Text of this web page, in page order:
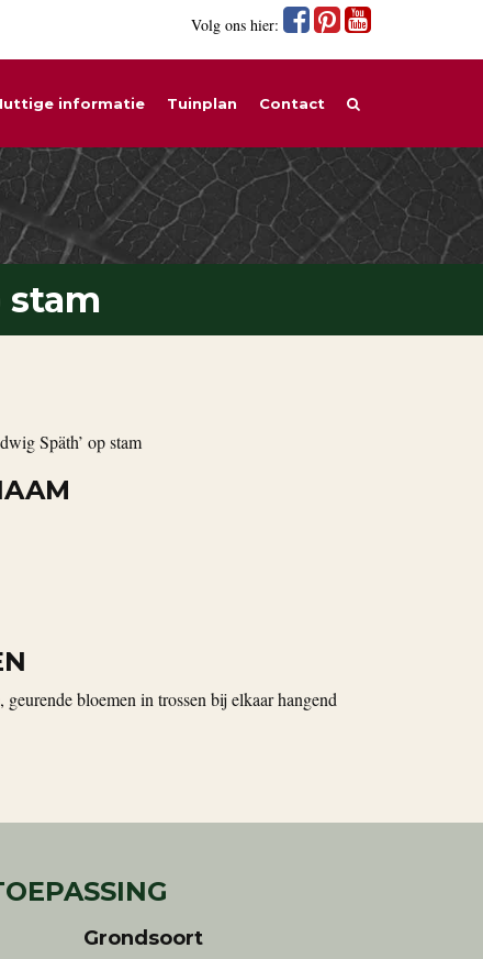
Volg ons hier:
informatie Tuinplan Contact
stam
Späth’ op stam
bloemen in trossen bij elkaar hangend
Grondsoort